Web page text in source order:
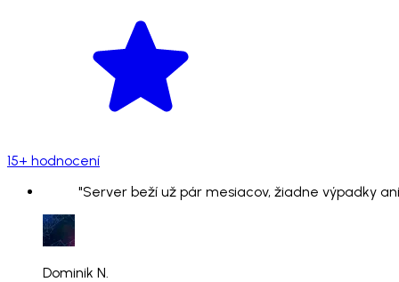
15+ hodnocení
"Server beží už pár mesiacov, žiadne výpadky
Dominik N.